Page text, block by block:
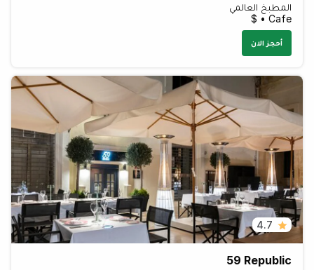
المطبخ العالمي
Cafe • $
أحجز الان
4.7
59 Republic